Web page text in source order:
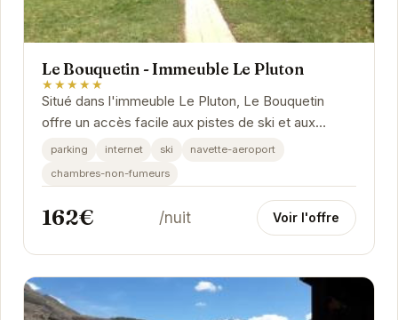
Le Bouquetin - Immeuble Le Pluton
★★★★★
Situé dans l'immeuble Le Pluton, Le Bouquetin
offre un accès facile aux pistes de ski et aux
activités de montagne. L'appartement dispose
parking internet ski
navette-aeroport
chambres-non-fumeurs
162€ /nuit Voir l'offre